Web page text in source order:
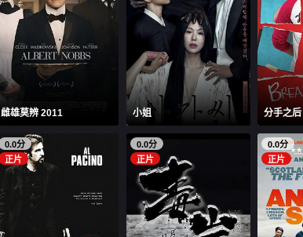
雌雄莫辨 2011 小姐 分手之后
0.0分
正片
0.0分
正片
0.0分
正片